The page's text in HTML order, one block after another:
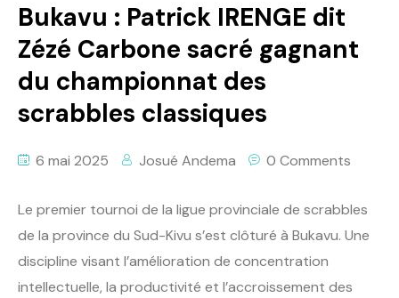
Bukavu : Patrick IRENGE dit
Zézé Carbone sacré gagnant
du championnat des
scrabbles classiques
6 mai 2025 Josué Andema 0 Comments
Le premier tournoi de la ligue provinciale de scrabbles
de la province du Sud-Kivu s’est clôturé à Bukavu. Une
discipline visant l’amélioration de concentration
intellectuelle, la productivité et l’accroissement des